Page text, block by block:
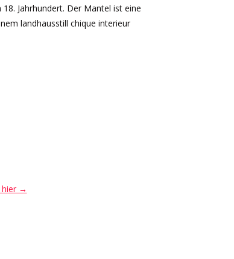
Jahrhundert. Der Mantel ist eine
landhausstill chique interieur
hier →